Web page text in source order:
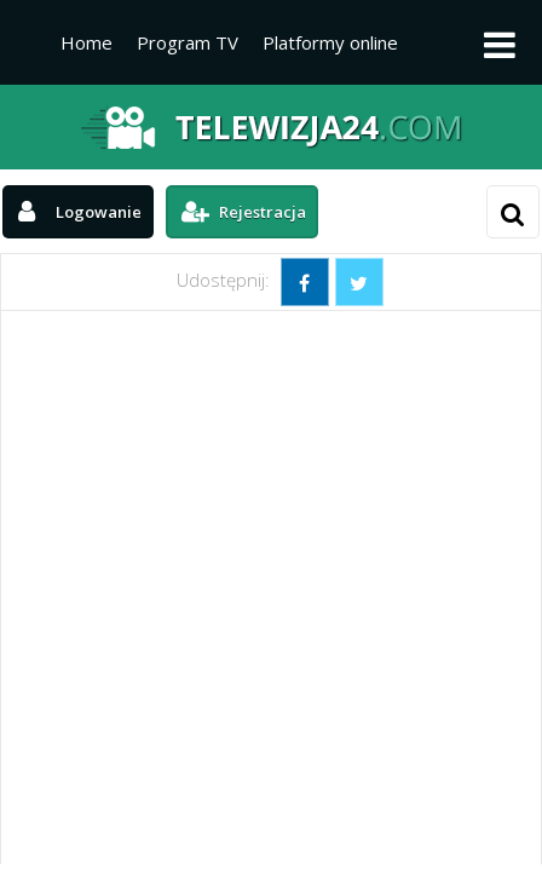
Home Program TV Platformy online
Platformy TV Kanały telewizyjne Aktualności
Logowanie Rejestracja
Udostępnij: